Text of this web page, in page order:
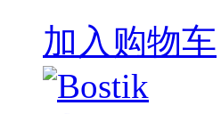
加入购物车